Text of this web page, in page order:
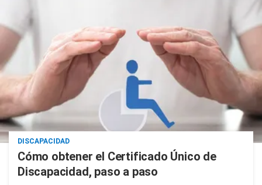
DISCAPACIDAD
Cómo obtener el Certificado Único de
Discapacidad, paso a paso